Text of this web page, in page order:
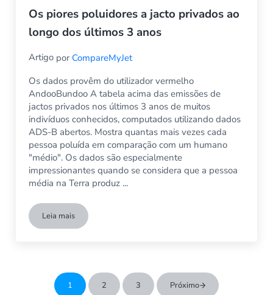
Os piores poluidores a jacto privados ao
longo dos últimos 3 anos
Artigo por CompareMyJet
Os dados provêm do utilizador vermelho
AndooBundoo A tabela acima das emissões de
jactos privados nos últimos 3 anos de muitos
indivíduos conhecidos, computados utilizando dados
ADS-B abertos. Mostra quantas mais vezes cada
pessoa poluída em comparação com um humano
"médio". Os dados são especialmente
impressionantes quando se considera que a pessoa
média na Terra produz ...
Leia maisOs piores poluidores a jacto privados ao longo dos últimos 3
Página
1 Página
2 Página
3 Próximo